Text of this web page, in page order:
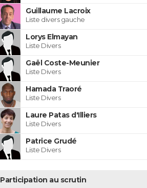
Guillaume Lacroix
Liste divers gauche
Lorys Elmayan
Liste Divers
Gaël Coste-Meunier
Liste Divers
Hamada Traoré
Liste Divers
Laure Patas d'Illiers
Liste Divers
Patrice Grudé
Liste Divers
Participation au scrutin